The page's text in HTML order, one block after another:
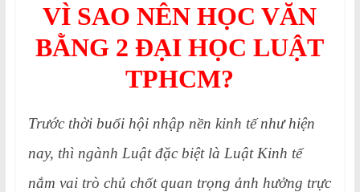
VÌ SAO NÊN HỌC VĂN
BẰNG 2 ĐẠI HỌC LUẬT
TPHCM?
Trước thời buổi hội nhập nền kinh tế như hiện
nay, thì ngành Luật đặc biệt là Luật Kinh tế
nắm vai trò chủ chốt quan trọng ảnh hưởng trực